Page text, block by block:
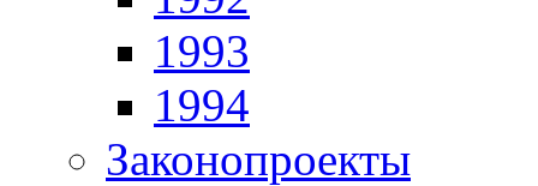
1993
1994
Законопроекты